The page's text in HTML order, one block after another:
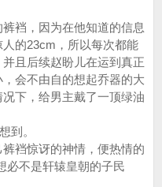
裆，因为在他知道的信息
的23cm，所以每次都能
且后续赵盼儿在运到真正
会不由自的想起乔器的大
下，给男主戴了一顶绿油
到。
裆惊讶的神情，便热情的
必不是轩辕皇朝的子民